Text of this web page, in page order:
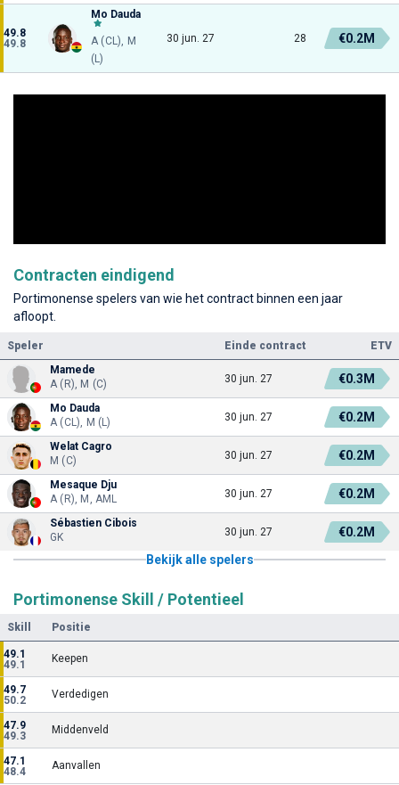
49.8
49.8
Mo Dauda
A (CL), M
(L)
30 jun. 27 28 €0.2M
Contracten eindigend
Portimonense spelers van wie het contract binnen een jaar
afloopt.
Speler Einde contract
ETV
Mamede
A (R), M (C)
30 jun. 27 €0.3M
Mo Dauda
A (CL), M (L)
30 jun. 27 €0.2M
Welat Cagro
M (C)
30 jun. 27 €0.2M
Mesaque Dju
A (R), M, AML
30 jun. 27 €0.2M
Sébastien Cibois
GK
30 jun. 27
€0.2M
Bekijk alle spelers
Portimonense Skill / Potentieel
Skill Positie
49.1
49.1
Keepen
49.7
50.2
Verdedigen
47.9
49.3
Middenveld
47.1
48.4
Aanvallen